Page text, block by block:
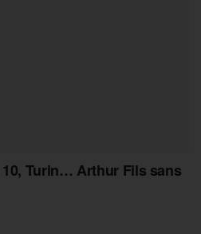
Turin… Arthur Fils sans